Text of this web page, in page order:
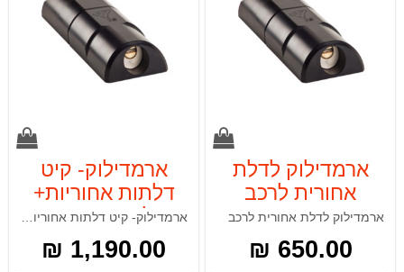
ארמדילוק לדלת
אחורית לרכב
YALE
ארמדילוק לדלת אחורית לרכב
650.00 ₪
ארמדילוק- קיט
דלתות אחוריות+
דלת צד YALE
1,190.00 ₪